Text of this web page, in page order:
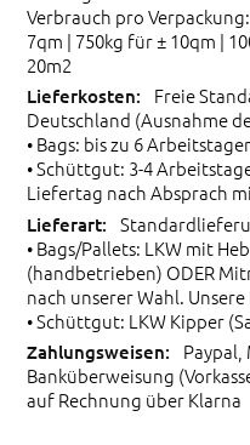
Verbrauch pro
7qm | 750kg für ± 10qm |
20m2
Freie
Deutschland (Ausnahme
• Bags: bis zu 6
• Schüttgut: 3-4
Liefertag nach Absprach
• Bags/Pallets: LKW mit
(handbetrieben) ODER
nach unserer Wahl.
• Schüttgut: LKW Kipper
Paypal,
Banküberweisung
auf Rechnung über Klarna